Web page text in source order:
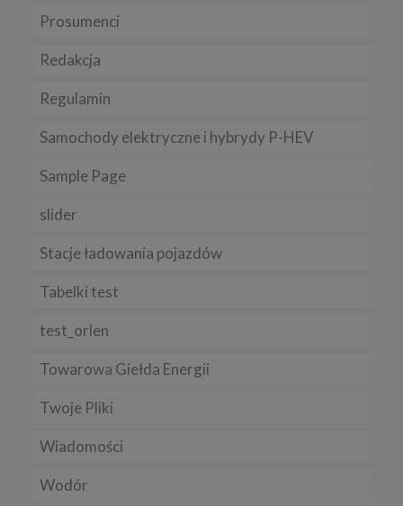
Prosumenci
Redakcja
Regulamin
Samochody elektryczne i hybrydy P-HEV
Sample Page
slider
Stacje ładowania pojazdów
Tabelki test
test_orlen
Towarowa Giełda Energii
Twoje Pliki
Wiadomości
Wodór